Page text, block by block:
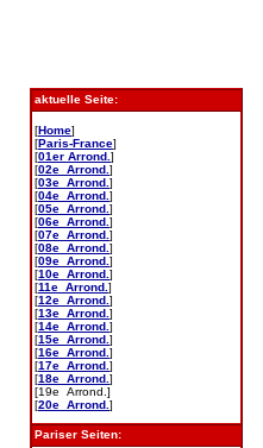
aktuelle Seite:
[Home]
[Paris-France]
[01er Arrond. ]
[02e Arrond. ]
[03e Arrond. ]
[04e Arrond. ]
[05e Arrond. ]
[06e Arrond. ]
[07e Arrond. ]
[08e Arrond. ]
[09e Arrond. ]
[10e Arrond. ]
[11e Arrond. ]
[12e Arrond. ]
[13e Arrond. ]
[14e Arrond. ]
[15e Arrond. ]
[16e Arrond. ]
[17e Arrond. ]
[18e Arrond. ]
[19e Arrond.]
[20e Arrond. ]
Pariser Seiten: